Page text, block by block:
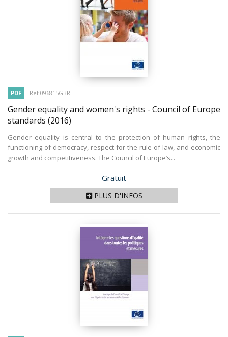
PDF Ref 096815GBR
Gender equality and women's rights - Council of Europe
standards (2016)
Gender equality is central to the protection of human rights, the
functioning of democracy, respect for the rule of law, and economic
growth and competitiveness. The Council of Europe’s...
Prix
Gratuit
PLUS D'INFOS